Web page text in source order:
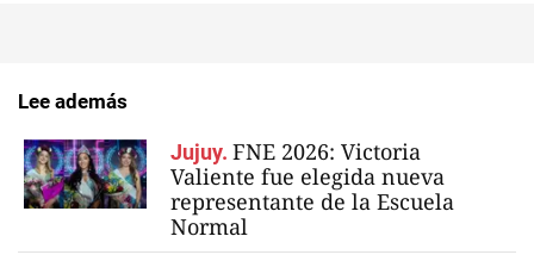
Lee además
Jujuy. FNE 2026: Victoria
Valiente fue elegida nueva
representante de la Escuela
Normal